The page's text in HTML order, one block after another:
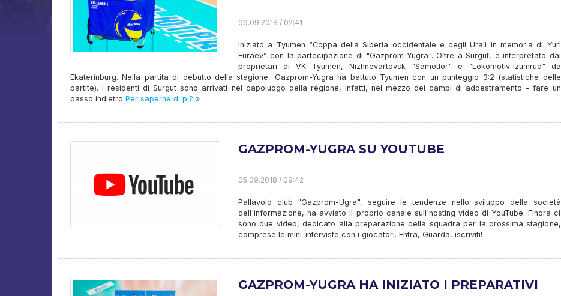
06.09.2018 / 02:41
Iniziato a Tyumen “Coppa della Siberia occidentale e degli Urali in memoria di Yuri
Furaev” con la partecipazione di "Gazprom-Yugra". Oltre a Surgut, è interpretato dai
proprietari di VK Tyumen, Nizhnevartovsk "Samotlor" e "Lokomotiv-Izumrud" da
Ekaterinburg. Nella partita di debutto della stagione, Gazprom-Yugra ha battuto Tyumen con un punteggio 3:2 (statistiche delle
partite). I residenti di Surgut sono arrivati ​​nel capoluogo della regione, infatti, nel mezzo dei campi di addestramento - fare un
passo indietro Per saperne di pi? »
GAZPROM-YUGRA SU YOUTUBE
05.09.2018 / 09:42
Pallavolo club "Gazprom-Ugra", seguire le tendenze nello sviluppo della società
dell'informazione, ha avviato il proprio canale sull'hosting video di YouTube. Finora ci
sono due video, dedicato alla preparazione della squadra per la prossima stagione,
comprese le mini-interviste con i giocatori. Entra, Guarda, iscriviti!
GAZPROM-YUGRA HA INIZIATO I PREPARATIVI